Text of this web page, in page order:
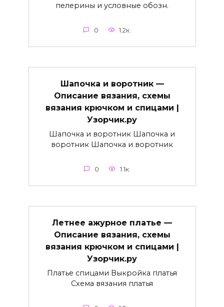
пелерины и условные обозн.
0 1.2к.
Шапочка и воротник —
Описание вязания, схемы
вязания крючком и спицами |
Узорчик.ру
Шапочка и воротник Шапочка и
воротник Шапочка и воротник
0 1.1к.
Летнее ажурное платье —
Описание вязания, схемы
вязания крючком и спицами |
Узорчик.ру
Платье спицами Выкройка платья
Схема вязания платья